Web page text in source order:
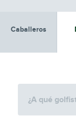
Caballeros